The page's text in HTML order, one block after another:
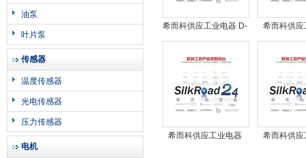
油泵
叶片泵
传感器
温度传感器
光电传感器
压力传感器
电机
希而科供应工业电器 D-
145E
希而科供
VBU-
希而科供应工业电器
希而科供